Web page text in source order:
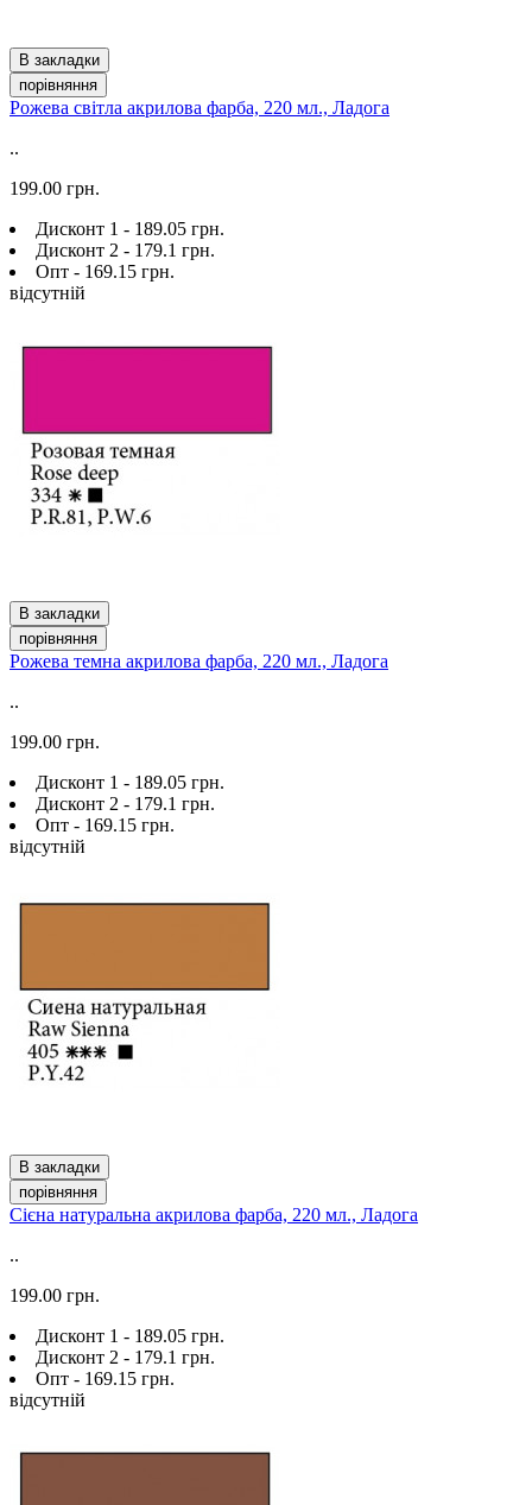
В закладки
порівняння
Рожева світла акрилова фарба, 220 мл., Ладога
..
199.00 грн.
Дисконт 1 - 189.05 грн.
Дисконт 2 - 179.1 грн.
Опт - 169.15 грн.
відсутній
В закладки
порівняння
Рожева темна акрилова фарба, 220 мл., Ладога
..
199.00 грн.
Дисконт 1 - 189.05 грн.
Дисконт 2 - 179.1 грн.
Опт - 169.15 грн.
відсутній
В закладки
порівняння
Сієна натуральна акрилова фарба, 220 мл., Ладога
..
199.00 грн.
Дисконт 1 - 189.05 грн.
Дисконт 2 - 179.1 грн.
Опт - 169.15 грн.
відсутній